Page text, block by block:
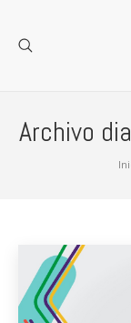
Archivo